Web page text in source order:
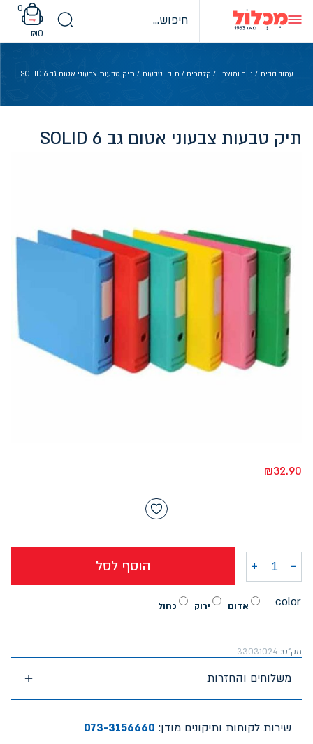
content
0
₪0
עמוד הבית / נייר ומוצריו / קלסרים / תיקי טבעות / תיק טבעות צבעוני אטום גב 6 SOLID
תיק טבעות צבעוני אטום גב 6 SOLID
₪32.90
color אדום ירוק כחול
- כמות של תיק טבעות צבעוני אטום גב 6 SOLID
+ הוסף לסל
מק"ט: 33031024
משלוחים והחזרות
שירות לקוחות ותיקונים מודן: 073-3156660